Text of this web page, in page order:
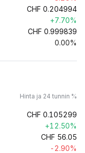
CHF 0.204994
+7.70%
CHF 0.999839
0.00%
Hinta ja 24 tunnin %
CHF 0.105299
+12.50%
CHF 56.05
-2.90%